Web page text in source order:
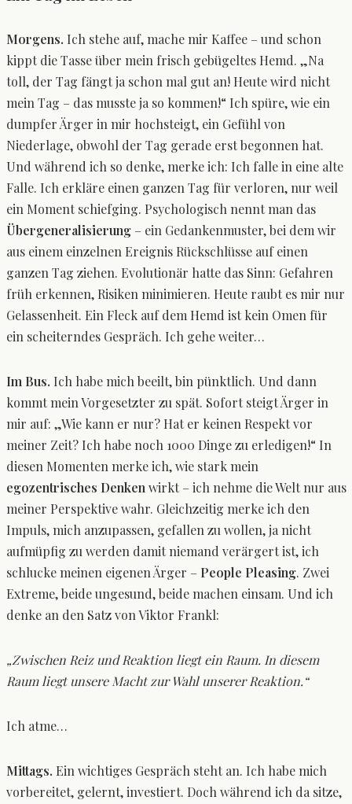
Morgens. Ich stehe auf, mache mir Kaffee – und schon
kippt die Tasse über mein frisch gebügeltes Hemd. „Na
toll, der Tag fängt ja schon mal gut an! Heute wird nicht
mein Tag – das musste ja so kommen!“ Ich spüre, wie ein
dumpfer Ärger in mir hochsteigt, ein Gefühl von
Niederlage, obwohl der Tag gerade erst begonnen hat.
Und während ich so denke, merke ich: Ich falle in eine alte
Falle. Ich erkläre einen ganzen Tag für verloren, nur weil
ein Moment schiefging. Psychologisch nennt man das
Übergeneralisierung– ein Gedankenmuster, bei dem wir
aus einem einzelnen Ereignis Rückschlüsse auf einen
ganzen Tag ziehen. Evolutionär hatte das Sinn: Gefahren
früh erkennen, Risiken minimieren. Heute raubt es mir nur
Gelassenheit. Ein Fleck auf dem Hemd ist kein Omen für
ein scheiterndes Gespräch. Ich gehe weiter…
Im Bus. Ich habe mich beeilt, bin pünktlich. Und dann
kommt mein Vorgesetzter zu spät. Sofort steigt Ärger in
mir auf: „Wie kann er nur? Hat er keinen Respekt vor
meiner Zeit? Ich habe noch 1000 Dinge zu erledigen!“ In
diesen Momenten merke ich, wie stark mein
egozentrisches Denken wirkt – ich nehme die Welt nur aus
meiner Perspektive wahr. Gleichzeitig merke ich den
Impuls, mich anzupassen, gefallen zu wollen, ja nicht
aufmüpfig zu werden damit niemand verärgert ist, ich
schlucke meinen eigenen Ärger – People Pleasing. Zwei
Extreme, beide ungesund, beide machen einsam. Und ich
denke an den Satz von Viktor Frankl:
„Zwischen Reiz und Reaktion liegt ein Raum. In diesem
Raum liegt unsere Macht zur Wahl unserer Reaktion.“
Ich atme…
Mittags. Ein wichtiges Gespräch steht an. Ich habe mich
vorbereitet, gelernt, investiert. Doch während ich da sitze,